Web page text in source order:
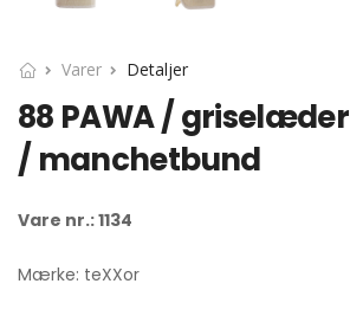
Varer Detaljer
88 PAWA /
/ manchetbund
Vare nr.: 1134
Mærke: teXXor